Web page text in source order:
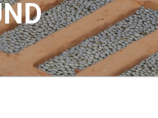
per solai
solai a nervature parallele,
in abbinamento a tutti i
o su lastre in calcestruzzo.